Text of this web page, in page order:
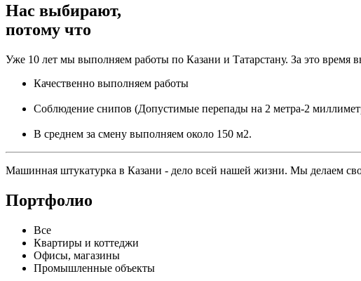
Нас выбирают,
потому что
Уже 10 лет мы выполняем работы по Казани и Татарстану. За это
Качественно выполняем работы
Соблюдение снипов (Допустимые перепады на 2 метра-2
В среднем за смену выполняем около 150 м2.
Машинная штукатурка в Казани - дело всей нашей жизни. Мы делаем
Портфолио
Все
Квартиры и коттеджи
Офисы, магазины
Промышленные объекты